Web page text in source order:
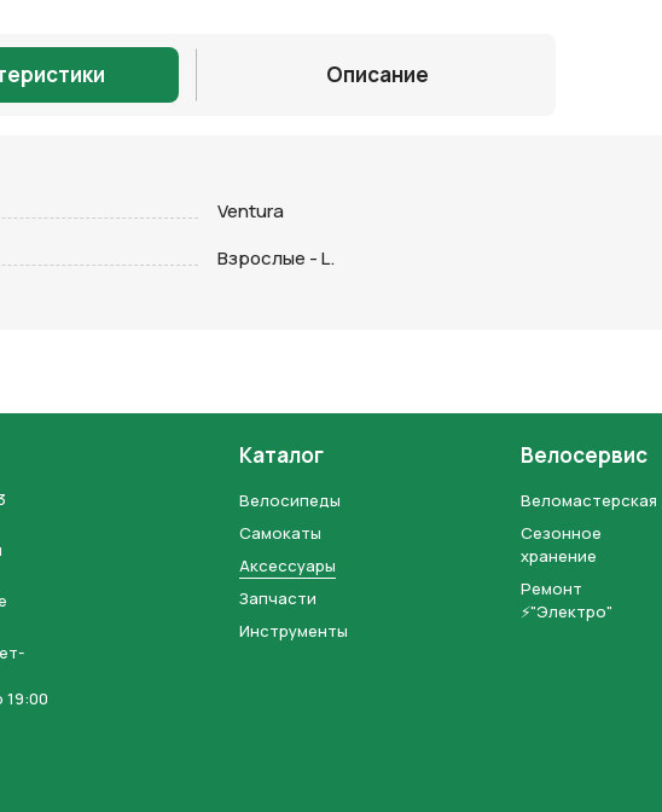
Описание
Ventura
Взрослые - L.
Каталог
Велосипеды
Самокаты
Аксессуары
Запчасти
Инструменты
Велосервис
Веломастерская
Сезонное
хранение
Ремонт
⚡"Электро"
Отправить
“Отправить заявку”, вы даетесогласие на обработку